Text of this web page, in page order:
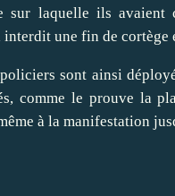
sur laquelle ils
interdit une fin de
sont ainsi
comme le prouve la
à la manifestation